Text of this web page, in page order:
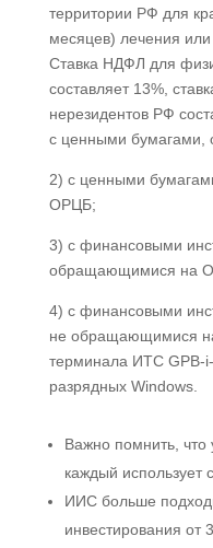
территории РФ для
месяцев) лечения
Ставка НДФЛ для
составляет 13%,
нерезидентов РФ
с ценными
2) с ценными
ОРЦБ;
3) с финансовыми
обращающимися на
4) с финансовыми
не обращающимися
терминала ИТС GPB-
разрядных Windows.
Важно помнить, что
каждый использует
ИИС больше
инвестирования от